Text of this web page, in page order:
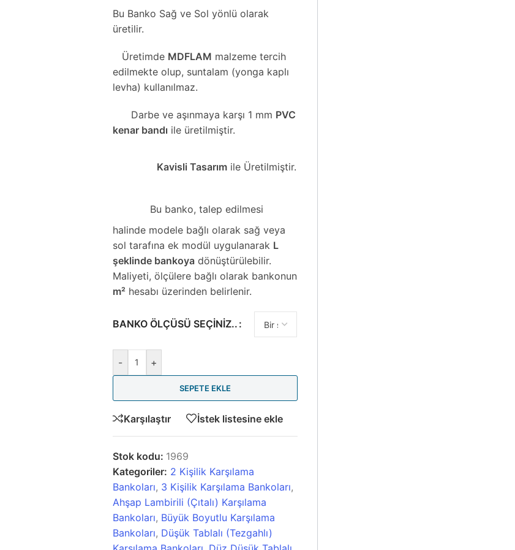
Bu Banko Sağ ve Sol yönlü olarak
üretilir.
Üretimde MDFLAM malzeme tercih
edilmekte olup, suntalam (yonga kaplı
levha) kullanılmaz.
Darbe ve aşınmaya karşı 1 mm PVC
kenar bandı ile üretilmiştir.
Kavisli Tasarımile Üretilmiştir.
Bu banko, talep edilmesi
halinde modele bağlı olarak sağ veya
sol tarafına ek modül uygulanarak L
şeklinde bankoyadönüştürülebilir.
Maliyeti, ölçülere bağlı olarak bankonun
m²hesabı üzerinden belirlenir.
BANKO ÖLÇÜSÜ SEÇINIZ..
- +
SEPETE EKLE
Karşılaştır İstek listesine ekle
Stok kodu: 1969
Kategoriler: 2 Kişilik Karşılama
Bankoları, 3 Kişilik Karşılama Bankoları,
Ahşap Lambirili (Çıtalı) Karşılama
Bankoları, Büyük Boyutlu Karşılama
Bankoları, Düşük Tablalı (Tezgahlı)